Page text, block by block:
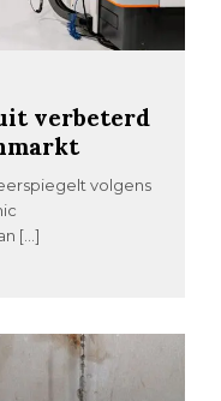
verbeterd
volgens
[…]